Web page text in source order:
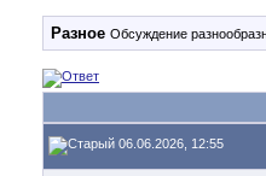
Разное Обсуждение
06.06.2026, 12:55